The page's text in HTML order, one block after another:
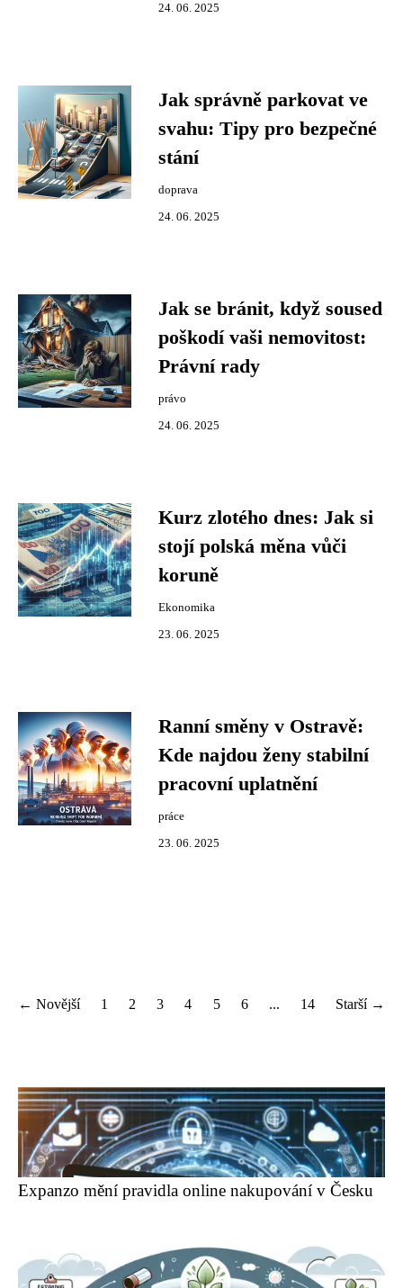
24. 06. 2025
Jak správně parkovat ve
svahu: Tipy pro bezpečné
stání
doprava
24. 06. 2025
Jak se bránit, když soused
poškodí vaši nemovitost:
Právní rady
právo
24. 06. 2025
Kurz zlotého dnes: Jak si
stojí polská měna vůči
koruně
Ekonomika
23. 06. 2025
Ranní směny v Ostravě:
Kde najdou ženy stabilní
pracovní uplatnění
práce
23. 06. 2025
← Novější 1 2 3 4 5 6 ... 14 Starší →
Expanzo mění pravidla online nakupování v Česku